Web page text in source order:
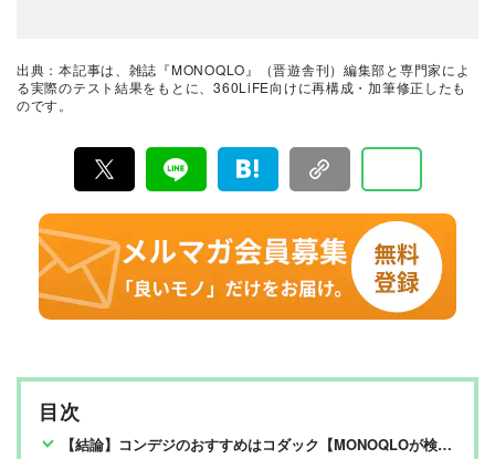
に良いモノ」だけを厳選して紹介。編集長・山田和樹を
中心に、11名以上の編集体制で日々の検証・記事制作を
出典：本記事は、雑誌『MONOQLO』（晋遊舎刊）編集部と専門家によ
る実際のテスト結果をもとに、360LiFE向けに再構成・加筆修正したも
のです。
目次
【結論】コンデジのおすすめはコダック【MONOQLOが検証】